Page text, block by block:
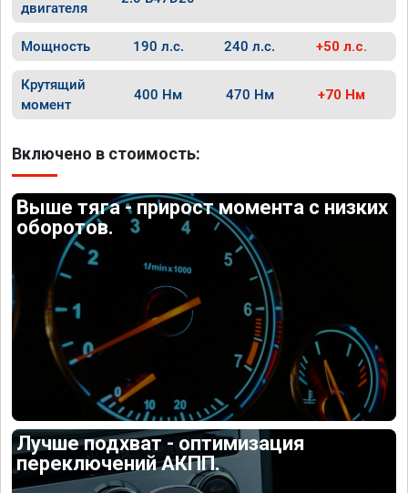
двигателя
Мощность 190 л.с. 240 л.с. +50 л.с.
Крутящий
момент
400 Нм 470 Нм +70 Нм
Включено в стоимость:
Выше тяга - прирост момента с низких
оборотов.
Лучше подхват - оптимизация
переключений АКПП.